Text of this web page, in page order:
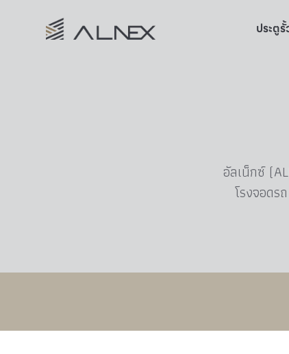
ประตูรั้
อัลเน็กซ์
โรงจอด